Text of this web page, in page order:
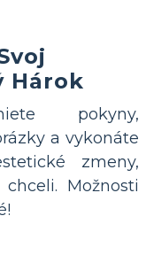
Hárok
pokyny,
a vykonáte
zmeny,
Možnosti